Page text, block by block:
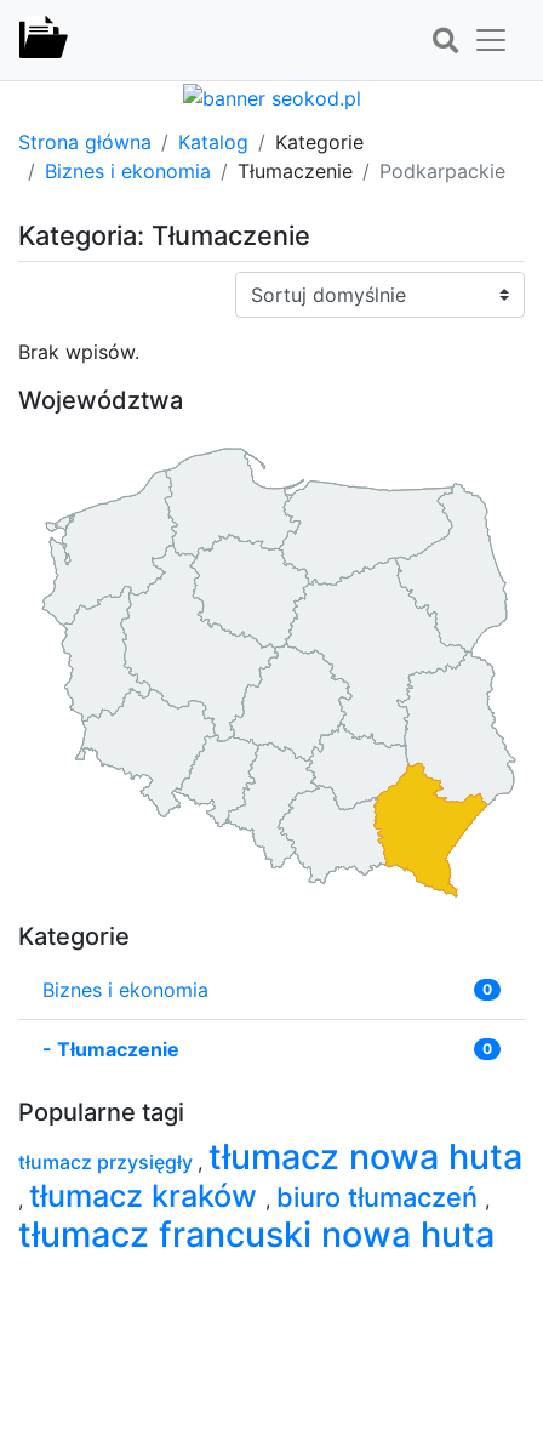
Strona główna Katalog
Kategorie
Biznes i ekonomia
Tłumaczenie Podkarpackie
Kategoria: Tłumaczenie
Sortuj:
Brak wpisów.
Województwa
Kategorie
Biznes i ekonomia 0
- Tłumaczenie 0
Popularne tagi
tłumacz przysięgły , tłumacz nowa huta
, tłumacz kraków , biuro tłumaczeń ,
tłumacz francuski nowa huta